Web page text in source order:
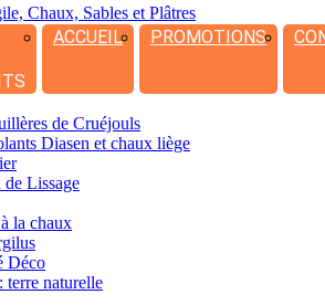
Chaux, Sables et Plâtres
ACCUEIL PROMOTIONS
de Cruéjouls
Diasen et chaux liège
Lissage
la chaux
Déco
terre naturelle